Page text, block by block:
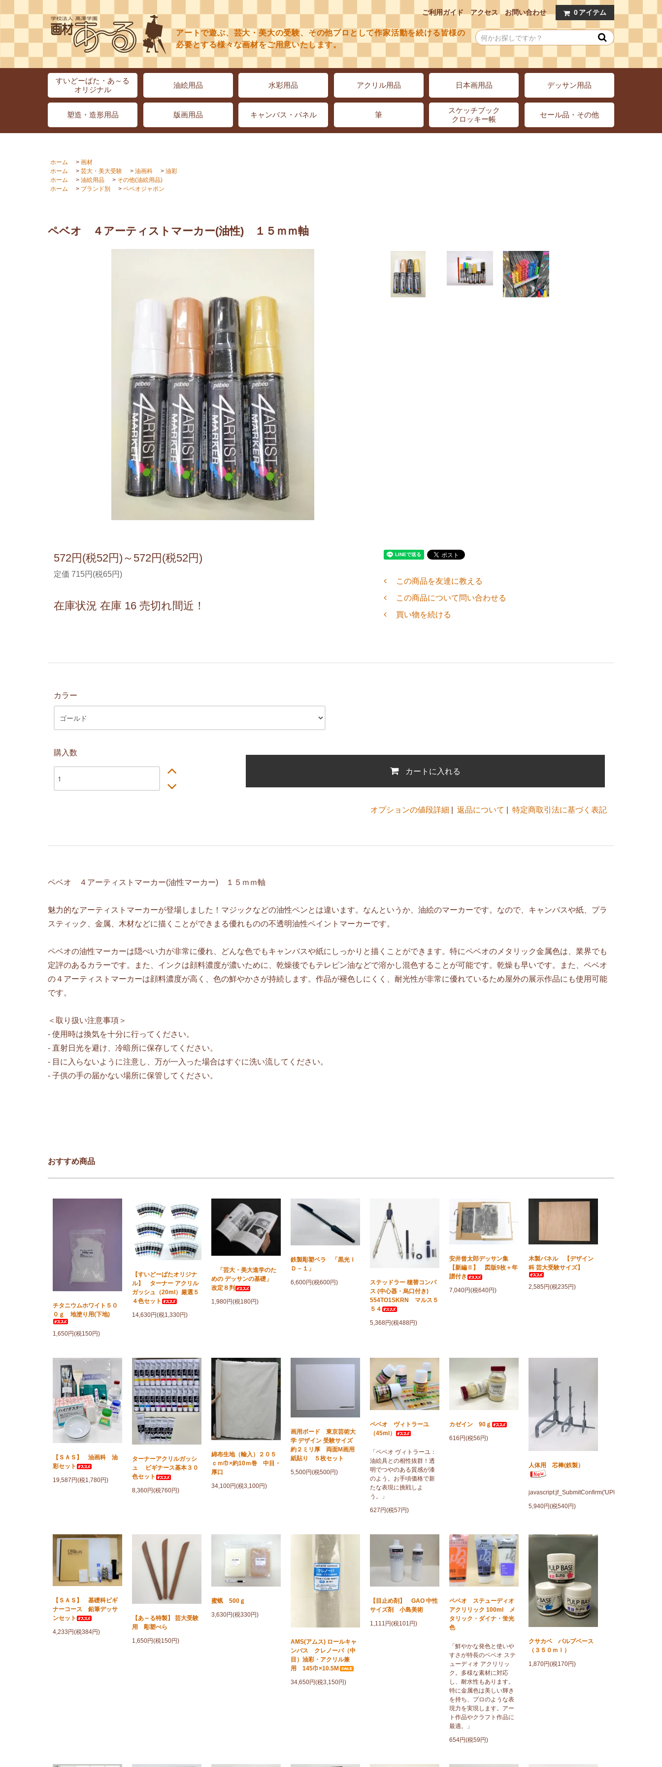
アートで遊ぶ、芸大・美大の受験、その他プロとして作家活動を続ける皆様の
必要とする様々な画材をご用意いたします。
ご利用ガイド アクセス お問い合わせ 0アイテム
すいどーばた・あ～る
オリジナル
油絵用品 水彩用品 アクリル用品 日本画用品 デッサン用品
塑造・造形用品 版画用品 キャンバス・パネル 筆
スケッチブック
クロッキー帳
セール品・その他
ホーム > 画材
ホーム
> 芸大・美大受験 > 油画科 > 油彩
ホーム
> 油絵用品 > その他(油絵用品)
ホーム
> ブランド別 > ペベオジャポン
ペベオ ４アーティストマーカー(油性) １５ｍｍ軸
572円(税52円)～572円(税52円)
定価 715円(税65円)
在庫状況 在庫 16 売切れ間近！
この商品を友達に教える
この商品について問い合わせる
買い物を続ける
カラー
購入数
カートに入れる
オプションの値段詳細 返品について 特定商取引法に基づく表記
ペベオ ４アーティストマーカー(油性マーカー) １５ｍｍ軸
魅力的なアーティストマーカーが登場しました！マジックなどの油性ペンとは違います。なんというか、油絵のマーカーです。なので、キャンバスや紙、プラ
スティック、金属、木材などに描くことができまる優れものの不透明油性ペイントマーカーです。
ペベオの油性マーカーは隠ぺい力が非常に優れ、どんな色でもキャンバスや紙にしっかりと描くことができます。特にペベオのメタリック金属色は、業界でも
定評のあるカラーです。また、インクは顔料濃度が濃いために、乾燥後でもテレピン油などで溶かし混色することが可能です。乾燥も早いです。また、ペベオ
の４アーティストマーカーは顔料濃度が高く、色の鮮やかさが持続します。作品が褪色しにくく、耐光性が非常に優れているため屋外の展示作品にも使用可能
です。
＜取り扱い注意事項＞
- 使用時は換気を十分に行ってください。
- 直射日光を避け、冷暗所に保存してください。
- 目に入らないように注意し、万が一入った場合はすぐに洗い流してください。
- 子供の手の届かない場所に保管してください。
おすすめ商品
チタニウムホワイト５０
０ｇ 地塗り用(下地)
1,650円(税150円)
【すいどーばたオリジナ
ル】 ターナー アクリル
ガッシュ（20ml）厳選５
４色セット
14,630円(税1,330円)
「芸大・美大進学のた
めの デッサンの基礎」
改定８判
1,980円(税180円)
鉄製彫塑ベラ 「黒光Ｉ
Ｄ－１」
6,600円(税600円)
ステッドラー 穂替コンパ
ス (中心器・烏口付き)
554TO1SKRN マルス５
５４
5,368円(税488円)
安井曾太郎デッサン集
【新編Ⅱ】 図版9枚＋年
譜付き
7,040円(税640円)
木製パネル 【デザイン
科 芸大受験サイズ】
2,585円(税235円)
【ＳＡＳ】 油画科 油
彩セット
19,587円(税1,780円)
ターナーアクリルガッシ
ュ ビギナース基本３０
色セット
8,360円(税760円)
綿布生地（輸入）２０５
ｃｍ巾×約10ｍ巻 中目・
厚口
34,100円(税3,100円)
画用ボード 東京芸術大
学 デザイン 受験サイズ
約２ミリ厚 両面M画用
紙貼り ５枚セット
5,500円(税500円)
ペベオ ヴィトラーユ
（45ml）
「ペベオ ヴィトラーユ：
油絵具との相性抜群！透
明でつやのある質感が漆
のよう。お手頃価格で新
たな表現に挑戦しよ
う。」
627円(税57円)
カゼイン 90ｇ
616円(税56円)
人体用 芯棒(鉄製）
javascript:jf_SubmitConfirm('UPD');
5,940円(税540円)
【ＳＡＳ】 基礎科ビギ
ナーコース 鉛筆デッサ
ンセット
4,233円(税384円)
【あ～る特製】 芸大受験
用 彫塑べら
1,650円(税150円)
蜜蝋 500ｇ
3,630円(税330円)
AMS(アムス) ロールキャ
ンバス クレノーバ（中
目）油彩・アクリル兼
用 145巾×10.5M
34,650円(税3,150円)
【目止め剤】 GAO 中性
サイズ剤 小島美術
1,111円(税101円)
ペベオ ステューディオ
アクリリック 100ml メ
タリック・ダイナ・蛍光
色
「鮮やかな発色と使いや
すさが特長のペベオ ステ
ューディオ アクリリッ
ク。多様な素材に対応
し、耐水性もあります。
特に金属色は美しい輝き
を持ち、プロのような表
現力を実現します。アー
ト作品やクラフト作品に
最適。」
654円(税59円)
クサカベ パルプベース
（３５０ｍｌ）
1,870円(税170円)